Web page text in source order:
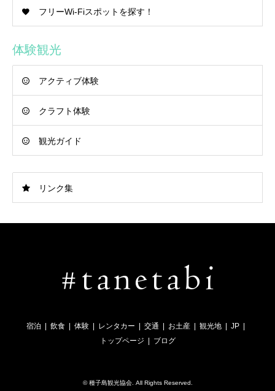
フリーWi-Fiスポットを探す！
体験観光
アクティブ体験
クラフト体験
観光ガイド
リンク集
宿泊 飲食 体験 レンタカー 交通 お土産 観光地
JP
トップページ
ブログ
©種子島観光協会. All Rights Reserved.